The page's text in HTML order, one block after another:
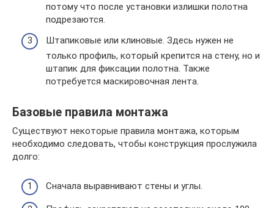
потому что после установки излишки полотна
подрезаются.
Штапиковые или клиновые. Здесь нужен не
только профиль, который крепится на стену, но и
штапик для фиксации полотна. Также
потребуется маскировочная лента.
Базовые правила монтажа
Существуют некоторые правила монтажа, которым
необходимо следовать, чтобы конструкция прослужила
долго:
Сначала выравнивают стены и углы.